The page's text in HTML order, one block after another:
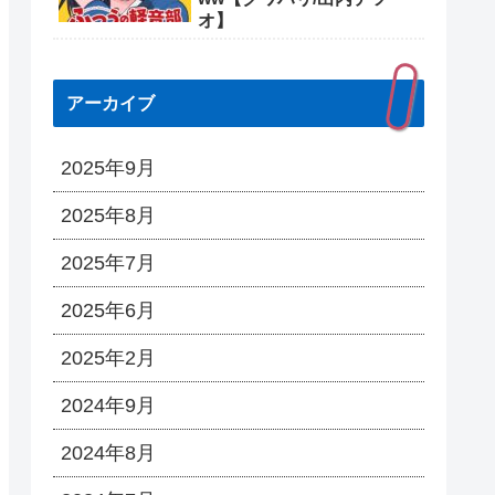
オ】
アーカイブ
2025年9月
2025年8月
2025年7月
2025年6月
2025年2月
2024年9月
2024年8月